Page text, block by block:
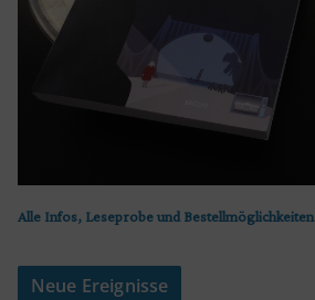
Alle Infos, Leseprobe und Bestellmöglichkeiten
Neue Ereignisse